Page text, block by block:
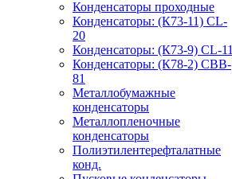
Конденсаторы проходные
Конденсаторы: (К73-11) CL-
20
Конденсаторы: (К73-9) CL-11
Конденсаторы: (К78-2) CBB-
81
Металлобумажные
конденсаторы
Металлопленочные
конденсаторы
Полиэтилентерефталатные
конд.